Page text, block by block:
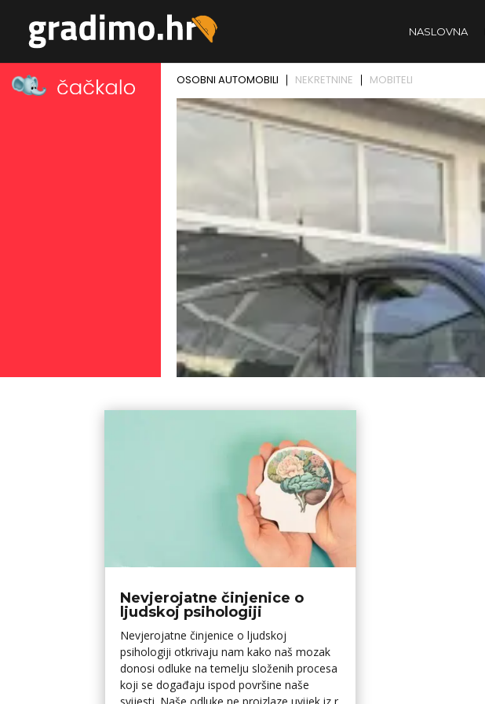
NASLOVNA
Nevjerojatne činjenice o
ljudskoj psihologiji
Nevjerojatne činjenice o ljudskoj
psihologiji otkrivaju nam kako naš mozak
donosi odluke na temelju složenih procesa
koji se događaju ispod površine naše